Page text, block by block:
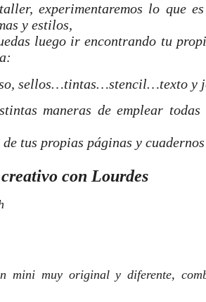
experimentaremos lo que
y estilos,
luego ir encontrando tu
sellos…tintas…stencil…texto y
maneras de emplear
de tus propias páginas y
con Lourdes
mini muy original y diferente,